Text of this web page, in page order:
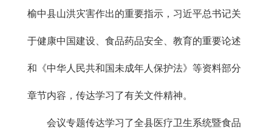
榆中县山洪灾害作出的重要指示，习近平总书记关
于健康中国建设、食品药品安全、教育的重要论述
和《中华人民共和国未成年人保护法》等资料部分
章节内容，传达学习了有关文件精神。
会议专题传达学习了全县医疗卫生系统暨食品